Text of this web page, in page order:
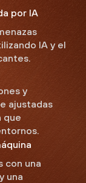
por IA
IA y el
y
ajustadas
que
con una
una